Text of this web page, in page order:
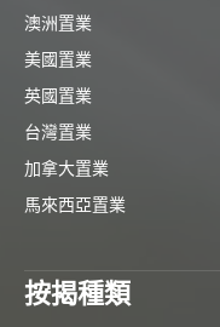
澳洲置業
美國置業
英國置業
台灣置業
加拿大置業
馬來西亞置業
按揭種類